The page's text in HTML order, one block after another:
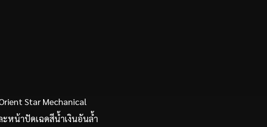
Star Mechanical
ะหน้าปัดเฉดสีน้ำเงินอันล้ำ